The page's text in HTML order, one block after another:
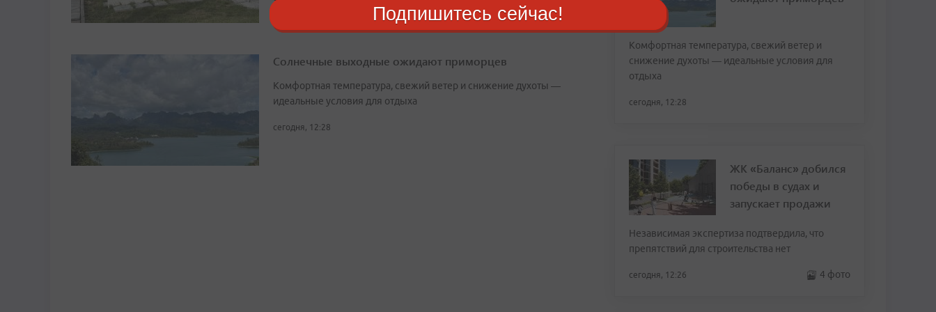
Солнечные выходные ожидают приморцев
Комфортная температура, свежий ветер и снижение духоты —
идеальные условия для отдыха
сегодня, 12:28
Комфортная температура, свежий ветер и
снижение духоты — идеальные условия для
отдыха
сегодня, 12:28
ЖК «Баланс» добился
победы в судах и
запускает продажи
Независимая экспертиза подтвердила, что
препятствий для строительства нет
сегодня, 12:26 4 фото
Подпишитесь сейчас!